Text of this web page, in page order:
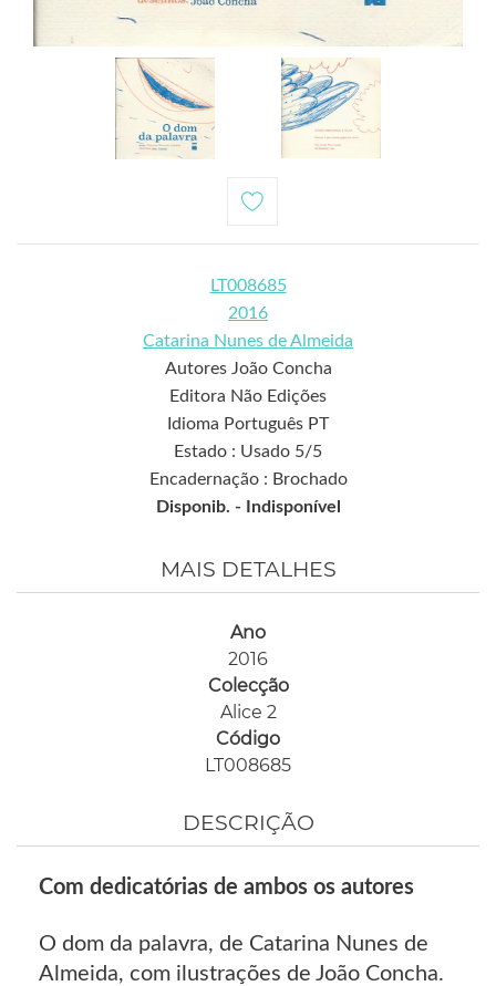
LT008685
2016
Catarina Nunes de Almeida
Autores João Concha
Editora Não Edições
Idioma Português PT
Estado : Usado 5/5
Encadernação : Brochado
Disponib. -
Indisponível
MAIS DETALHES
Ano
2016
Colecção
Alice 2
Código
LT008685
DESCRIÇÃO
Com dedicatórias de ambos os autores
O dom da palavra, de Catarina Nunes de
Almeida, com ilustrações de João Concha.